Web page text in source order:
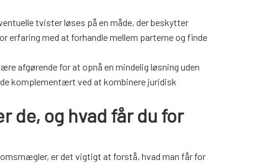
tvister løses på en måde, der beskytter
erfaring med at forhandle mellem parterne og finde
afgørende for at opnå en mindelig løsning uden
komplementært ved at kombinere juridisk
de, og hvad får du for
er det vigtigt at forstå, hvad man får for